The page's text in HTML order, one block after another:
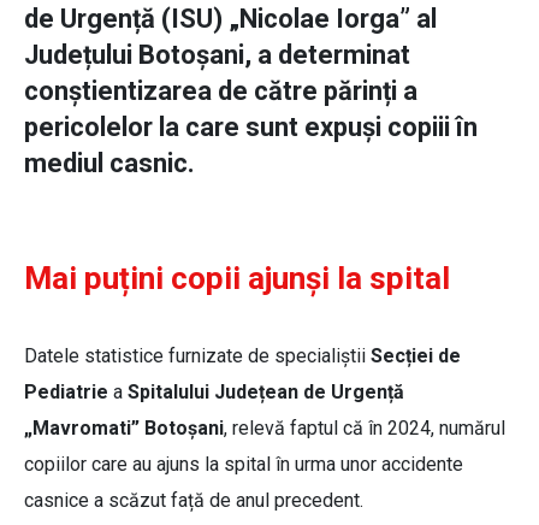
de Urgență (ISU) „Nicolae Iorga” al
Județului Botoșani, a determinat
conștientizarea de către părinți a
pericolelor la care sunt expuși copiii în
mediul casnic.
Mai puțini copii ajunși la spital
Datele statistice furnizate de specialiștii Secției de
Pediatrie a Spitalului Județean de Urgență
„Mavromati” Botoșani, relevă faptul că în 2024, numărul
copiilor care au ajuns la spital în urma unor accidente
casnice a scăzut față de anul precedent.